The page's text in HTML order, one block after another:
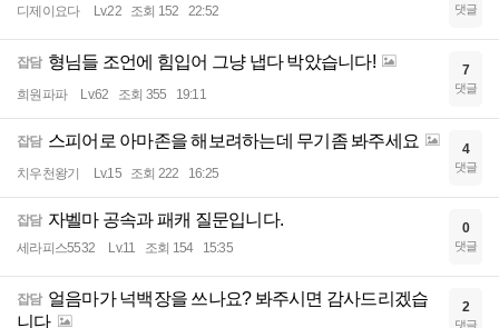
디제이요다 Lv.22 조회 152 22:52 댓글
잡담 형님들 조언에 힘입어 그냥 냅다 박았습니다!
희원파파 Lv.62 조회 355 19:11
7
댓글
잡담 스피어로 아마존을 해보려하는데 무기좀 봐주세요
치우천왕기 Lv.15 조회 222 16:25
4
댓글
잡담 자벨마 공속과 패캐 질문입니다.
세라피스5532 Lv.11 조회 154 15:35
0
댓글
잡담 얼음마가 넉백장을 쓰나요? 봐주시면 감사드리겠습
니다
2
댓글